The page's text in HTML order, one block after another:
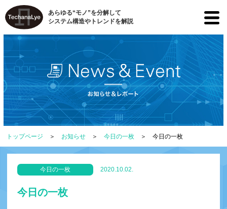
あらゆる“モノ”を分解して
システム構造やトレンドを解説
トップページ お知らせ 今日の一枚 今日の一枚
今日の一枚
今日の一枚 2020.10.02.